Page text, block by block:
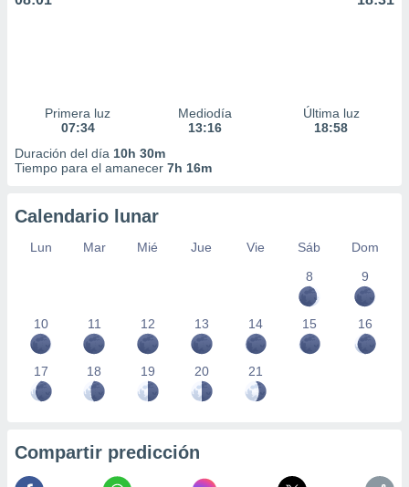
Primera luz
07:34
Mediodía
13:16
Última luz
18:58
Duración del día 10h 30m
Tiempo para el amanecer 7h 16m
Calendario lunar
Lun Mar Mié Jue Vie Sáb
Dom
8
9
10 11 12 13 14 15 16
17 18 19 20 21
Compartir predicción